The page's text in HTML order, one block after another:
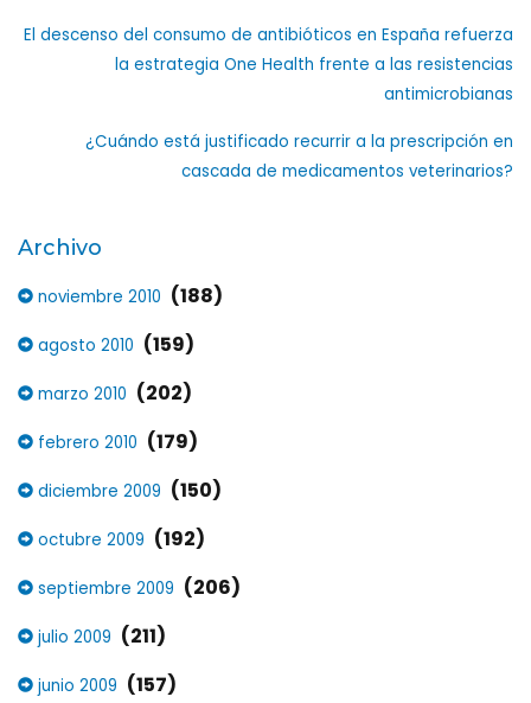
El descenso del consumo de antibióticos en España refuerza
la estrategia One Health frente a las resistencias
antimicrobianas
¿Cuándo está justificado recurrir a la prescripción en
cascada de medicamentos veterinarios?
Archivo
noviembre 2010 (188)
agosto 2010 (159)
marzo 2010 (202)
febrero 2010 (179)
diciembre 2009 (150)
octubre 2009 (192)
septiembre 2009 (206)
julio 2009 (211)
junio 2009 (157)